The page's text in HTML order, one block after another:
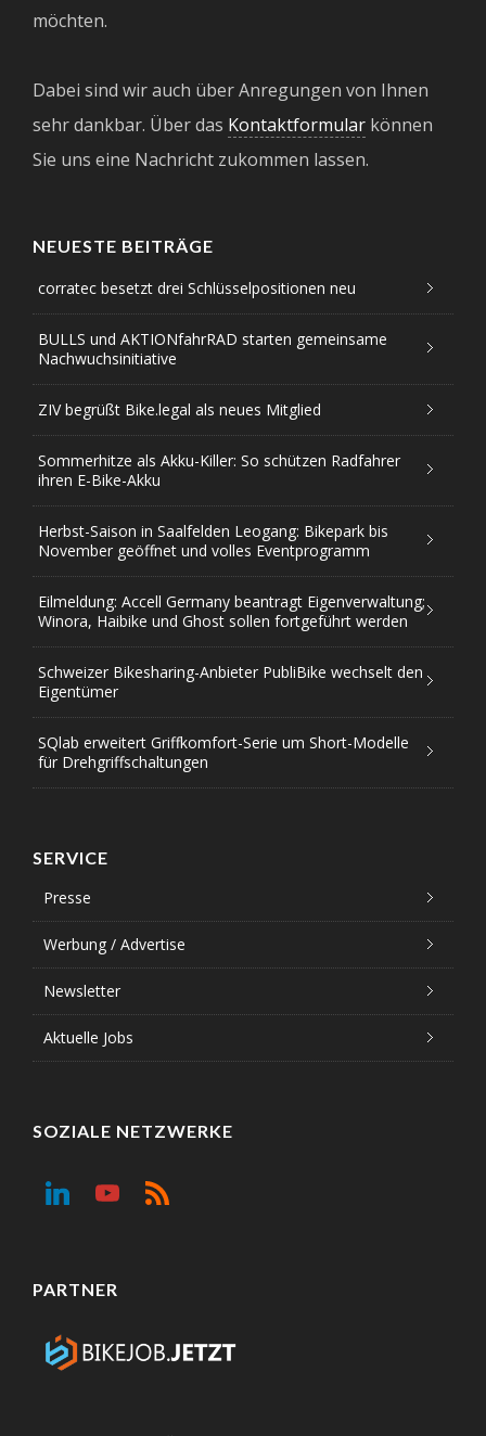
möchten.
Dabei sind wir auch über Anregungen von Ihnen
sehr dankbar. Über das Kontaktformular können
Sie uns eine Nachricht zukommen lassen.
NEUESTE BEITRÄGE
corratec besetzt drei Schlüsselpositionen neu
BULLS und AKTIONfahrRAD starten gemeinsame
Nachwuchsinitiative
ZIV begrüßt Bike.legal als neues Mitglied
Sommerhitze als Akku-Killer: So schützen Radfahrer
ihren E-Bike-Akku
Herbst-Saison in Saalfelden Leogang: Bikepark bis
November geöffnet und volles Eventprogramm
Eilmeldung: Accell Germany beantragt Eigenverwaltung;
Winora, Haibike und Ghost sollen fortgeführt werden
Schweizer Bikesharing-Anbieter PubliBike wechselt den
Eigentümer
SQlab erweitert Griffkomfort-Serie um Short-Modelle
für Drehgriffschaltungen
SERVICE
Presse
Werbung / Advertise
Newsletter
Aktuelle Jobs
SOZIALE NETZWERKE
PARTNER